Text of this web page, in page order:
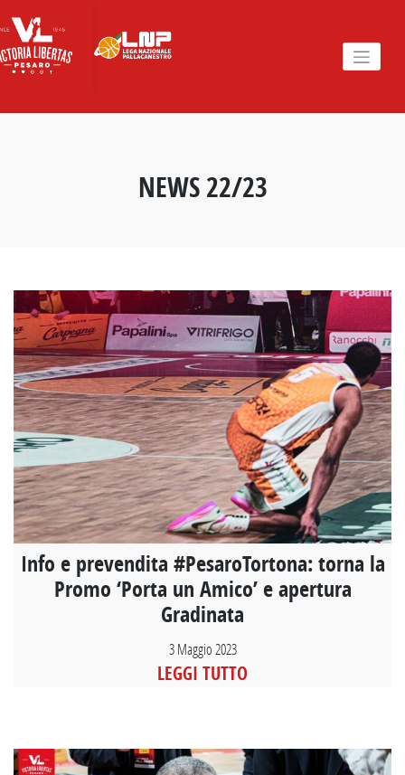
to
content
NEWS 22/23
Info e prevendita #PesaroTortona: torna la
Promo ‘Porta un Amico’ e apertura
Gradinata
3 Maggio 2023
LEGGI TUTTO